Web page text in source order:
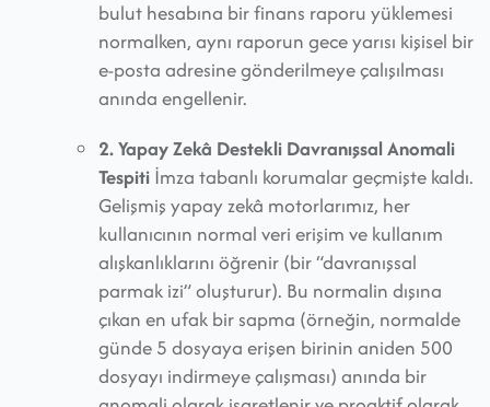
bulut hesabına bir finans raporu yüklemesi
normalken, aynı raporun gece yarısı kişisel bir
e-posta adresine gönderilmeye çalışılması
anında engellenir.
2. Yapay Zekâ Destekli Davranışsal Anomali
Tespiti İmza tabanlı korumalar geçmişte kaldı.
Gelişmiş yapay zekâ motorlarımız, her
kullanıcının normal veri erişim ve kullanım
alışkanlıklarını öğrenir (bir “davranışsal
parmak izi” oluşturur). Bu normalin dışına
çıkan en ufak bir sapma (örneğin, normalde
günde 5 dosyaya erişen birinin aniden 500
dosyayı indirmeye çalışması) anında bir